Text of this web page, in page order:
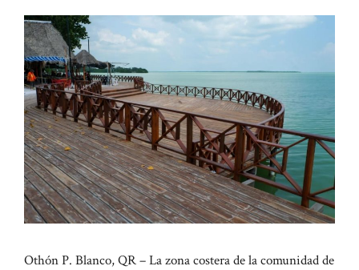
Othón P. Blanco, QR – La zona costera de la comunidad de